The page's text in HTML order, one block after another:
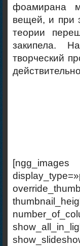
фоамирана
вещей, и при
теории
закипела.
творческий